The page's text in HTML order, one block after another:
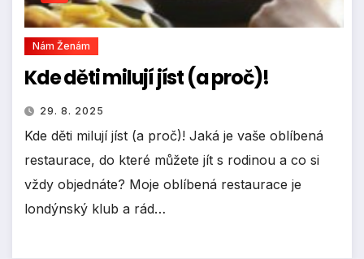
Nám Ženám
Kde děti milují jíst (a proč)!
29. 8. 2025
Kde děti milují jíst (a proč)! Jaká je vaše oblíbená
restaurace, do které můžete jít s rodinou a co si
vždy objednáte? Moje oblíbená restaurace je
londýnský klub a rád…